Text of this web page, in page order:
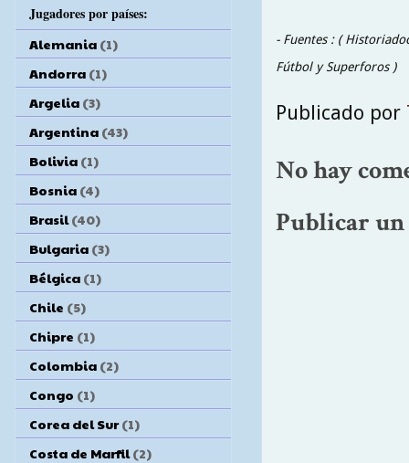
- Fuentes : (
Fútbol y Superforos )
Publicado por
No hay
Publicar
Jugadores por países:
Alemania (1)
Andorra (1)
Argelia (3)
Argentina (43)
Bolivia (1)
Bosnia (4)
Brasil (40)
Bulgaria (3)
Bélgica (1)
Chile (5)
Chipre (1)
Colombia (2)
Congo (1)
Corea del Sur (1)
Costa de Marfil (2)